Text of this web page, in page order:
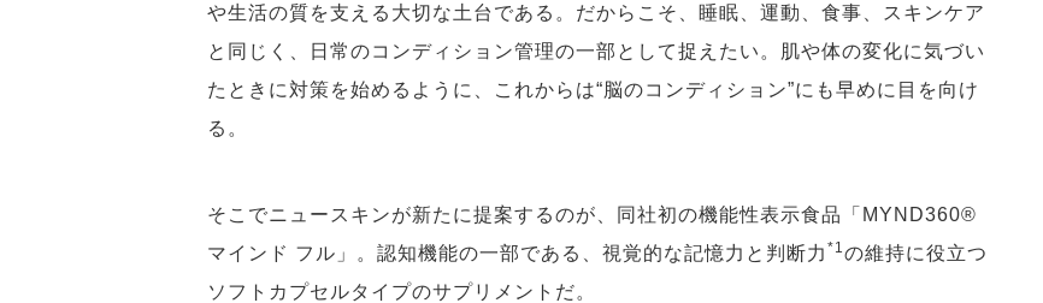
や生活の質を支える大切な土台である。だからこそ、睡眠、運動、食事、スキンケア
と同じく、日常のコンディション管理の一部として捉えたい。肌や体の変化に気づい
たときに対策を始めるように、これからは“脳のコンディション”にも早めに目を向け
る。
そこでニュースキンが新たに提案するのが、同社初の機能性表示食品「MYND360®
マインド フル」。認知機能の一部である、視覚的な記憶力と判断力 *1の維持に役立つ
ソフトカプセルタイプのサプリメントだ。